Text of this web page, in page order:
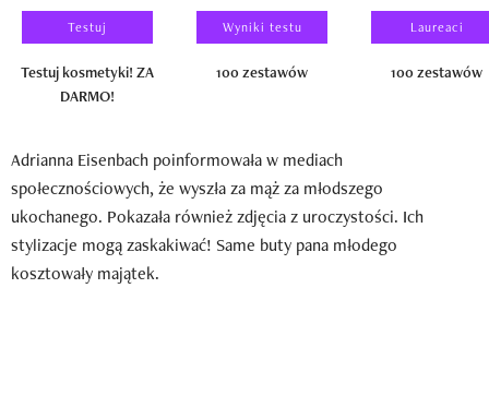
Testuj
Testuj kosmetyki! ZA
DARMO!
Wyniki testu
100 zestawów
Laureaci
100 zestawów
Adrianna Eisenbach poinformowała w mediach
społecznościowych, że wyszła za mąż za młodszego
ukochanego. Pokazała również zdjęcia z uroczystości. Ich
stylizacje mogą zaskakiwać! Same buty pana młodego
kosztowały majątek.